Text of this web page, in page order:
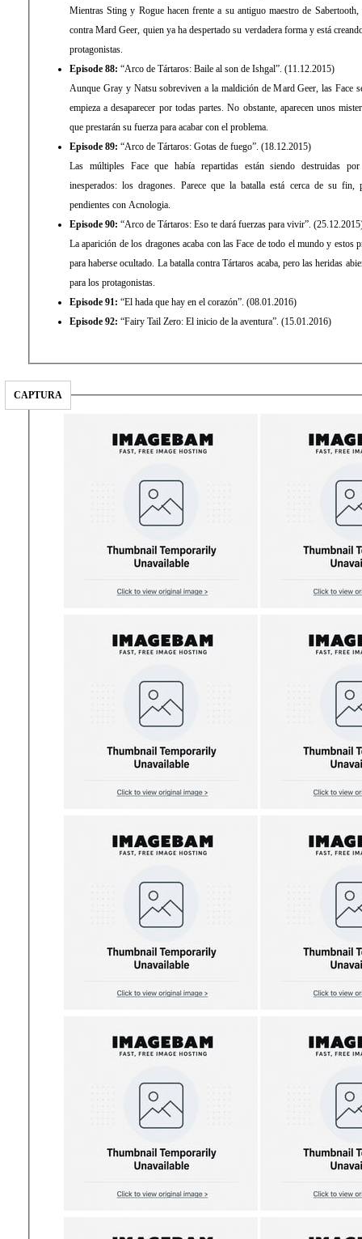
Mientras Sting y Rogue hacen frente a su antiguo maestro de
contra Mard Geer, quien ya ha despertado su verdadera forma y está
protagonistas.
Episode 88: “Arco de Tártaros: Baile al son de Ishgal”. (11.12.2015)
Aunque Gray y Natsu sobreviven a la maldición de Mard Geer, las Face
empieza a desaparecer por todas partes. No obstante, aparecen unos
que prestarán su fuerza para acabar con el problema.
Episode 89: “Arco de Tártaros: Gotas de fuego”. (18.12.2015)
Las múltiples Face que había repartidas están siendo destruidas por
inesperados: los dragones. Parece que la batalla está cerca de su fin,
pendientes con Acnologia.
Episode 90: “Arco de Tártaros: Eso te dará fuerzas para vivir”.
La aparición de los dragones acaba con las Face de todo el mundo y estos
para haberse ocultado. La batalla contra Tártaros acaba, pero las heridas
para los protagonistas.
Episode 91: “El hada que hay en el corazón”. (08.01.2016)
Episode 92: “Fairy Tail Zero: El inicio de la aventura”. (15.01.2016)
CAPTURA